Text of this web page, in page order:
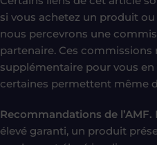
si vous achetez un produit
nous percevrons une
partenaire. Ces commissions
supplémentaire pour vous
certaines permettent même
Recommandations de l’AMF.
élevé garanti, un produit